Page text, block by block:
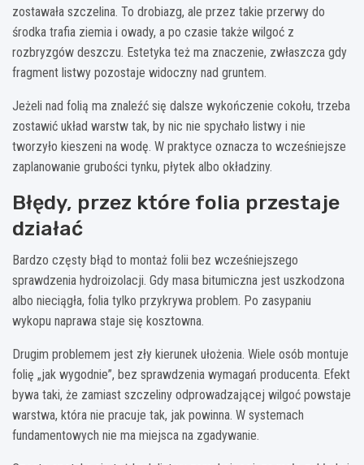
zostawała szczelina. To drobiazg, ale przez takie przerwy do
środka trafia ziemia i owady, a po czasie także wilgoć z
rozbryzgów deszczu. Estetyka też ma znaczenie, zwłaszcza gdy
fragment listwy pozostaje widoczny nad gruntem.
Jeżeli nad folią ma znaleźć się dalsze wykończenie cokołu, trzeba
zostawić układ warstw tak, by nic nie spychało listwy i nie
tworzyło kieszeni na wodę. W praktyce oznacza to wcześniejsze
zaplanowanie grubości tynku, płytek albo okładziny.
Błędy, przez które folia przestaje
działać
Bardzo częsty błąd to montaż folii bez wcześniejszego
sprawdzenia hydroizolacji. Gdy masa bitumiczna jest uszkodzona
albo nieciągła, folia tylko przykrywa problem. Po zasypaniu
wykopu naprawa staje się kosztowna.
Drugim problemem jest zły kierunek ułożenia. Wiele osób montuje
folię „jak wygodnie”, bez sprawdzenia wymagań producenta. Efekt
bywa taki, że zamiast szczeliny odprowadzającej wilgoć powstaje
warstwa, która nie pracuje tak, jak powinna. W systemach
fundamentowych nie ma miejsca na zgadywanie.